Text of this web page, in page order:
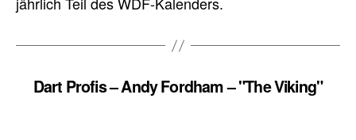
Dart Profis – Andy Fordham – "The Viking"